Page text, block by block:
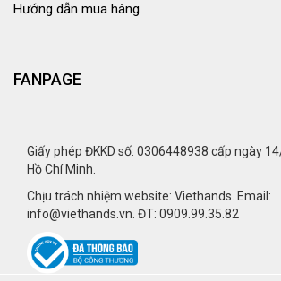
Hướng dẫn mua hàng
FANPAGE
Giấy phép ĐKKD số: 0306448938 cấp ngày
Hồ Chí Minh.
Chịu trách nhiệm website: Viethands. Email:
info@viethands.vn. ĐT: 0909.99.35.82